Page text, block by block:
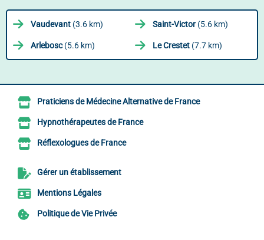
Vaudevant (3.6 km) Saint-Victor(5.6 km)
Arlebosc(5.6 km) Le Crestet (7.7 km)
Praticiens de Médecine Alternative de France
Hypnothérapeutes de France
Réflexologues de France
Gérer un établissement
Mentions Légales
Politique de Vie Privée